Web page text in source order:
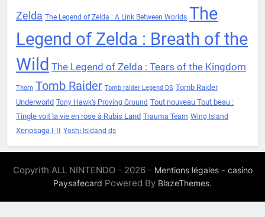
Zelda The Legend of Zelda : A Link Between Worlds The
Legend of Zelda : Breath of the
Wild The Legend of Zelda : Tears of the Kingdom
Thorn Tomb Raider Tomb raider Legend DS Tomb Raider
Underworld Tony Hawk’s Proving Ground Tout nouveau Tout beau :
Tingle voit la vie en rose à Rubis Land Trauma Team Wing Island
Xenosaga I-II Yoshi Isldand ds
Copyrith ALL NINTENDO - 2026 - Mentions légales- casino
Paysafecard Powered By BlazeThemes.